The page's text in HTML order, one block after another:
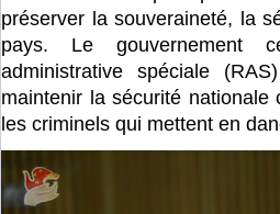
préserver la souveraineté, la
pays. Le gouvernement
administrative spéciale
maintenir la sécurité
les criminels qui mettent en